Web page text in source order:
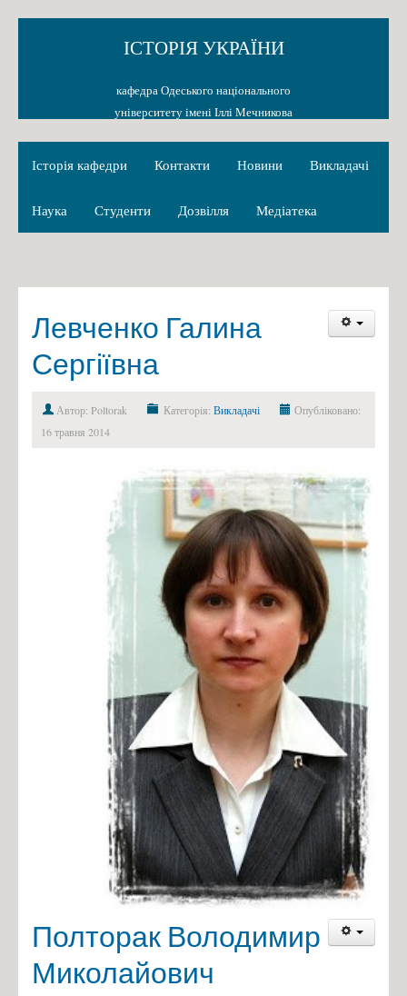
ІСТОРІЯ УКРАЇНИ
кафедра Одеського національного
університету імені Іллі Мечникова
Історія кафедри Контакти Новини Викладачі
Наука Студенти Дозвілля Медіатека
Левченко Галина
Сергіївна
Автор: Poltorak Категорія: Викладачі
Опубліковано:
16 травня 2014
Полторак Володимир
Миколайович